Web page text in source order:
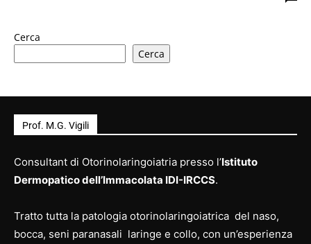
Cerca
Cerca
Prof. M.G. Vigili
Consultant di Otorinolaringoiatria presso l’Istituto
Dermopatico dell’Immacolata IDI-IRCCS.
Tratto tutta la patologia otorinolaringoiatrica del naso,
bocca, seni paranasali laringe e collo, con un’esperienza